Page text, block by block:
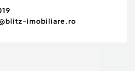
imobiliare.ro